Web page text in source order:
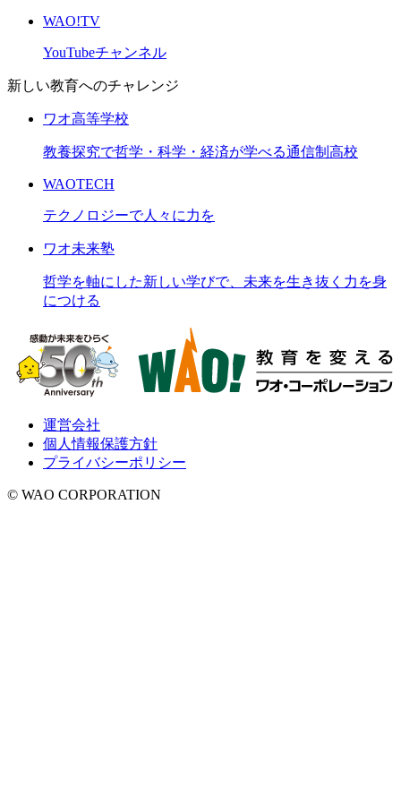
WAO!TV
YouTubeチャンネル
新しい教育へのチャレンジ
ワオ高等学校
教養探究で哲学・科学・経済が学べる通信制高校
WAOTECH
テクノロジーで人々に力を
ワオ未来塾
哲学を軸にした新しい学びで、未来を生き抜く力を身
につける
運営会社
個人情報保護方針
プライバシーポリシー
© WAO CORPORATION